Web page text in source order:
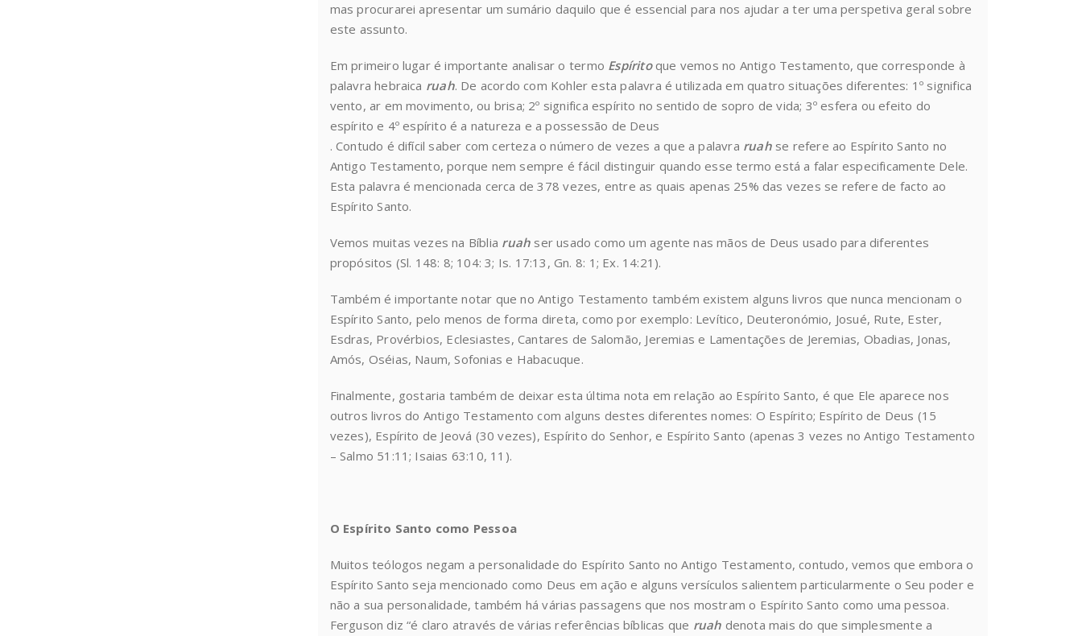
mas procurarei apresentar um sumário daquilo que é essencial para nos ajudar a ter uma perspetiva geral sobre
este assunto.
Em primeiro lugar é importante analisar o termo Espíritoque vemos no Antigo Testamento, que corresponde à
palavra hebraica ruah. De acordo com Kohler esta palavra é utilizada em quatro situações diferentes: 1º significa
vento, ar em movimento, ou brisa; 2º significa espírito no sentido de sopro de vida; 3º esfera ou efeito do
espírito e 4º espírito é a natureza e a possessão de Deus
. Contudo é difícil saber com certeza o número de vezes a que a palavra ruahse refere ao Espírito Santo no
Antigo Testamento, porque nem sempre é fácil distinguir quando esse termo está a falar especificamente Dele.
Esta palavra é mencionada cerca de 378 vezes, entre as quais apenas 25% das vezes se refere de facto ao
Espírito Santo.
Vemos muitas vezes na Bíblia ruah ser usado como um agente nas mãos de Deus usado para diferentes
propósitos (Sl. 148: 8; 104: 3; Is. 17:13, Gn. 8: 1; Ex. 14:21).
Também é importante notar que no Antigo Testamento também existem alguns livros que nunca mencionam o
Espírito Santo, pelo menos de forma direta, como por exemplo: Levítico, Deuteronómio, Josué, Rute, Ester,
Esdras, Provérbios, Eclesiastes, Cantares de Salomão, Jeremias e Lamentações de Jeremias, Obadias, Jonas,
Amós, Oséias, Naum, Sofonias e Habacuque.
Finalmente, gostaria também de deixar esta última nota em relação ao Espírito Santo, é que Ele aparece nos
outros livros do Antigo Testamento com alguns destes diferentes nomes: O Espírito; Espírito de Deus (15
vezes), Espírito de Jeová (30 vezes), Espírito do Senhor, e Espírito Santo (apenas 3 vezes no Antigo Testamento
– Salmo 51:11; Isaias 63:10, 11).
O Espírito Santo como Pessoa
Muitos teólogos negam a personalidade do Espírito Santo no Antigo Testamento, contudo, vemos que embora o
Espírito Santo seja mencionado como Deus em ação e alguns versículos salientem particularmente o Seu poder e
não a sua personalidade, também há várias passagens que nos mostram o Espírito Santo como uma pessoa.
Ferguson diz “é claro através de várias referências bíblicas que ruah denota mais do que simplesmente a